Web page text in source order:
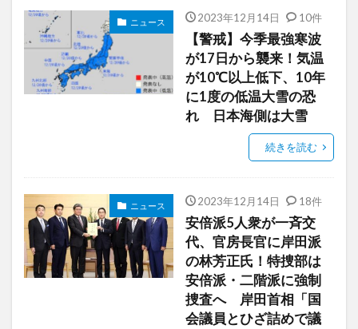
ニュース 2023年12月14日 10件
【警戒】今季最強寒波
が17日から襲来！気温
が10℃以上低下、10年
に1度の低温大雪の恐
れ 日本海側は大雪
続きを読む
ニュース 2023年12月14日 18件
安倍派5人衆が一斉交
代、官房長官に岸田派
の林芳正氏！特捜部は
安倍派・二階派に強制
捜査へ 岸田首相「国
会議員とひざ詰めで議